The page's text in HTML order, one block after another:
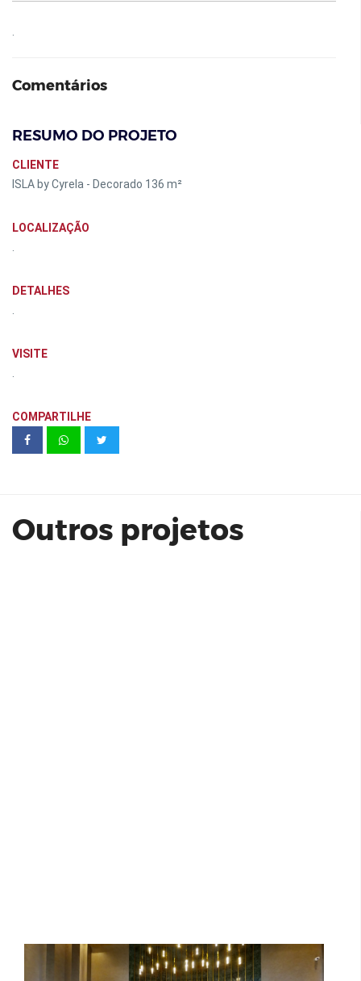
Comentários
RESUMO DO PROJETO
CLIENTE
ISLA by Cyrela - Decorado 136 m²
LOCALIZAÇÃO
DETALHES
VISITE
COMPARTILHE
Outros projetos
Unidade modelo Modo 36m² - HMP